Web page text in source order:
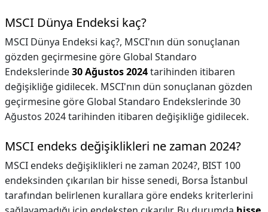
MSCI Dünya Endeksi kaç?
MSCI Dünya Endeksi kaç?, MSCI'nın dün sonuçlanan
gözden geçirmesine göre Global Standaro
Endekslerinde30 Ağustos 2024tarihinden itibaren
değişikliğe gidilecek. MSCI'nın dün sonuçlanan gözden
geçirmesine göre Global Standaro Endekslerinde 30
Ağustos 2024 tarihinden itibaren değişikliğe gidilecek.
MSCI endeks değişiklikleri ne zaman 2024?
MSCI endeks değişiklikleri ne zaman 2024?, BIST 100
endeksinden çıkarılan bir hisse senedi, Borsa İstanbul
tarafından belirlenen kurallara göre endeks kriterlerini